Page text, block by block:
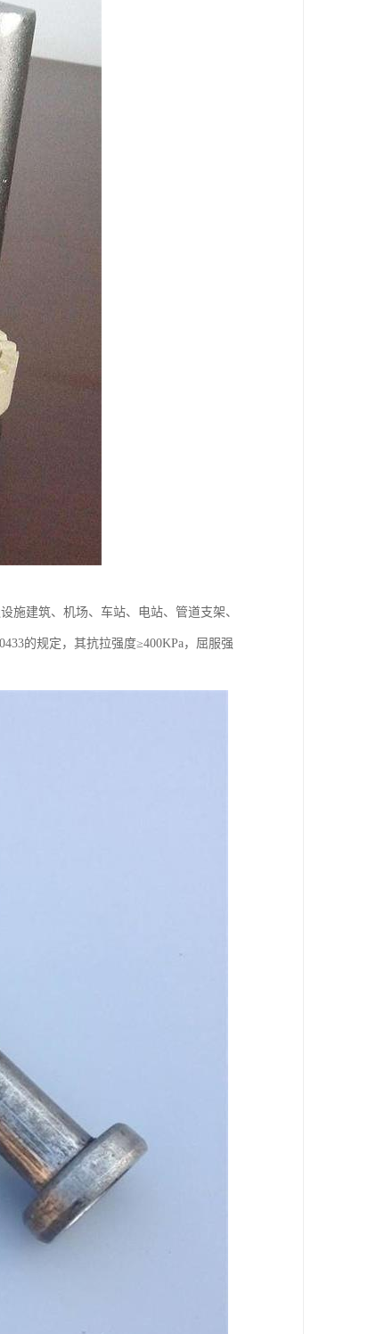
施建筑、机场、车站、电站、管道支架、
的规定，其抗拉强度≥400KPa，屈服强